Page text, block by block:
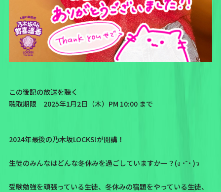
この後記の放送を聴く
聴取期限 2025年1月2日（木）PM 10:00 まで
2024年最後の乃木坂LOCKS!が開講！
生徒のみんなはどんな冬休みを過ごしていますかー？(ง ˙˘˙ )ว
受験勉強を頑張っている生徒、冬休みの宿題をやっている生徒、